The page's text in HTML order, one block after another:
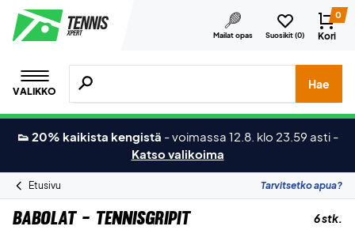
Mailat opas Suosikit (0)
0
Kori
VALIKKO
Hae tuotteita, merkkejä jne.
Hae
👟 20% kaikista kengistä -voimassa 12.8. klo 23.59 asti -
Katso valikoima
Etusivu Tarvitsetko apua?
Babolat - Tennisgripit 6 stk.